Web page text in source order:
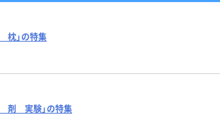
枕」の特集
剤 実験」の特集